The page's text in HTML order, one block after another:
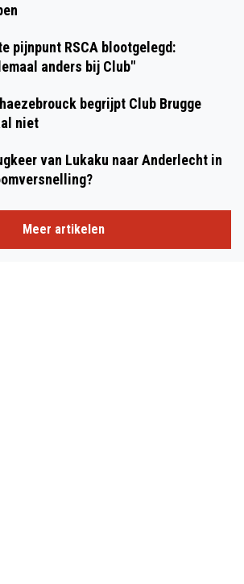
pijnpunt RSCA blootgelegd:
anders bij Club"
begrijpt Club Brugge
niet
van Lukaku naar Anderlecht in
Meer artikelen